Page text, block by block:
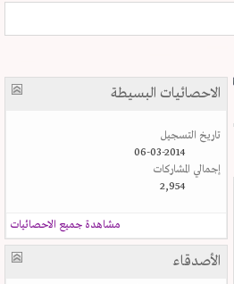
الاحصائيات البسيطة
تاريخ التسجيل
06-03-2014
إجمالي المشاركات
2,954
مشاهدة جميع الاحصائيات
الأصدقاء